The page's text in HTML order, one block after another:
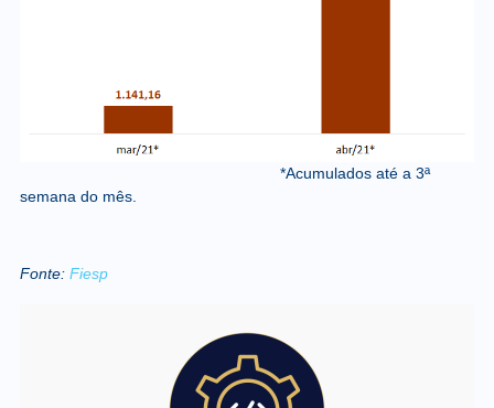
*Acumulados até a 3ª
semana do mês.
Fonte: Fiesp